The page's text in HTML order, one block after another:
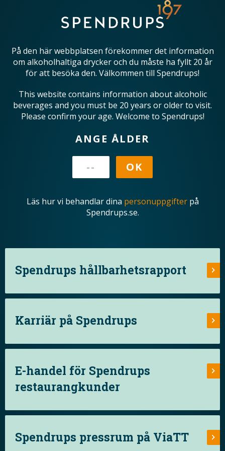
På den här webbplatsen förekommer det information
om alkoholhaltiga drycker och du måste ha fyllt 20 år
för att besöka den. Välkommen till Spendrups!
This website contains information about alcoholic
beverages and you must be 20 years or older to visit.
Please confirm your age. Welcome to Spendrups!
ANGE ÅLDER
Läs hur vi behandlar dina personuppgifterpå
Spendrups.se.
Spendrups hållbarhetsrapport
Karriär på Spendrups
E-handel för Spendrups
restaurangkunder
Spendrups pressrum på ViaTT